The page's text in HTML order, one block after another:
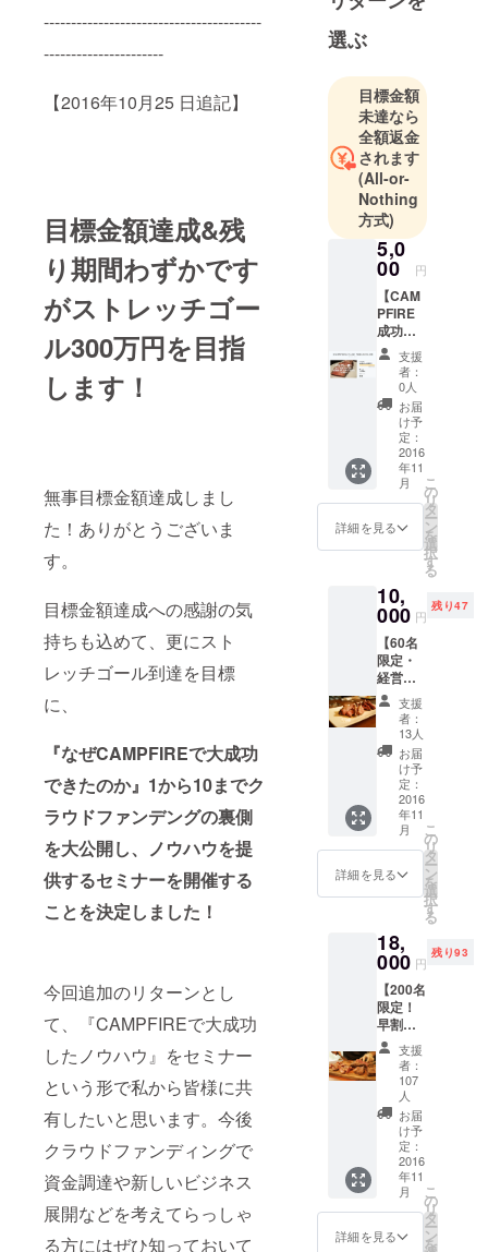
----------------------------------------
----------------------
【2016年10月25 日追記】
目標金額達成&残
り期間わずかです
がス トレッチゴー
ル300万円を目指
します！
無事目標金額達成しまし
た！ありがとうございま
す。
目標金額達成への感謝の気
持ちも込めて、更にスト
レッチゴール到達を目標
に、
『なぜCAMPFIREで大成功
できたのか』 1から10までク
ラウドファンデングの裏側
を大公開し、 ノウハウを提
供するセミナーを開催する
ことを決定しました！
今回追加のリターンとし
て、『CAMPFIREで大成功
したノウハウ』をセミナー
という形で私から皆様に共
有したいと思います。今後
クラウドファンディングで
資金調達や新しいビジネス
展開などを考えてらっしゃ
る方にはぜひ知っておいて
ノベーショ
ンの立ち上
げに参画
し、10年間
で4つの事業
立ち上げに
関わる。
2015年11
月、株式会
社経営参謀
を設立し、
代表取締役
に就任。
経営者コ
ミュニティ
「参謀」を
立ち上げ、
中小企業の
経営者の力
になるべく
精力的に活
動する。
選ぶ
目標金額
未達なら
全額返金
されます
(All-or-
Nothing
方式)
5,0
00 円
【CAM
PFIRE
成功の
裏側を
大公
開！ク
ラウド
ファン
デング
のノウ
ハウ共
有セミ
ナー】
■クラウ
ドファ
ンディ
資金調
達や新
しいビ
ジネス
を展開
するた
めのノ
ウハウ
を、株
式会社
経営参
謀代表
新谷か
ら皆様
にお伝
えする
セミ
■『経営
者のた
めの
29ON』
会員の
方は無
料で受
けられ
るセミ
ナーと
なりま
す。 ■
経営者
や経営
者を目
指す方
セミ
支援
者：
0人
お届
け予
定：
2016
年11
月
詳細を見る
こ
の
リ
タ
ー
ン
を
選
択
す
る
10,
000 円
残り47
【60名
限定・
経営者
以外の
方も来
店可
能】
『経営
者のた
めの
29ON』
1回1名
来店権
■『経営
者のた
めの
にどな
たでも1
度ご来
店いた
だくこ
とがで
きま
す。
（CAM
PFIRE
限定で
の募集
です）
・リ
ターン1
個につ
き1名ま
でのご
支援
者：
13人
お届
け予
定：
2016
年11
月
詳細を見る
こ
の
リ
タ
ー
ン
を
選
択
す
る
18,
000 円
残り93
【200名
限定！
早割価
格】
『経営
者のた
めの
29ON』
永年会
員権 ■
年会費
のかか
らない
『経営
者のた
支援
者：
107
人
お届
け予
定：
2016
年11
月
詳細を見る
こ
の
リ
タ
ー
ン
を